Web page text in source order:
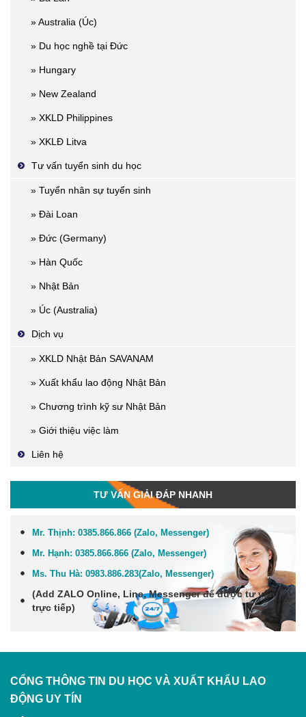
» Australia (Úc)
» Du học nghề tại Đức
» Hungary
» New Zealand
» XKLD Philippines
» XKLĐ Litva
Tư vấn tuyển sinh du học
» Tuyển nhân sự tuyển sinh
» Đài Loan
» Đức (Germany)
» Hàn Quốc
» Nhật Bản
» Úc (Australia)
Dịch vụ
» XKLD Nhật Bản SAVANAM
» Xuất khẩu lao động Nhật Bản
» Chương trình kỹ sư Nhật Bản
» Giới thiệu việc làm
Liên hệ
TƯ VẤN GIẢI ĐÁP NHANH
Mr. Thịnh: 0385.866.866 (Zalo, Messenger)
Mr. Hạnh: 0385.866.866 (Zalo, Messenger)
Ms. Thu Hà: 0983.886.283(Zalo, Messenger)
(Add ZALO Online, Line, Messengerđể được tư vấn
trực tiếp)
CỔNG THÔNG TIN DU HỌC VÀ XUẤT KHẨU LAO
ĐỘNG UY TÍN